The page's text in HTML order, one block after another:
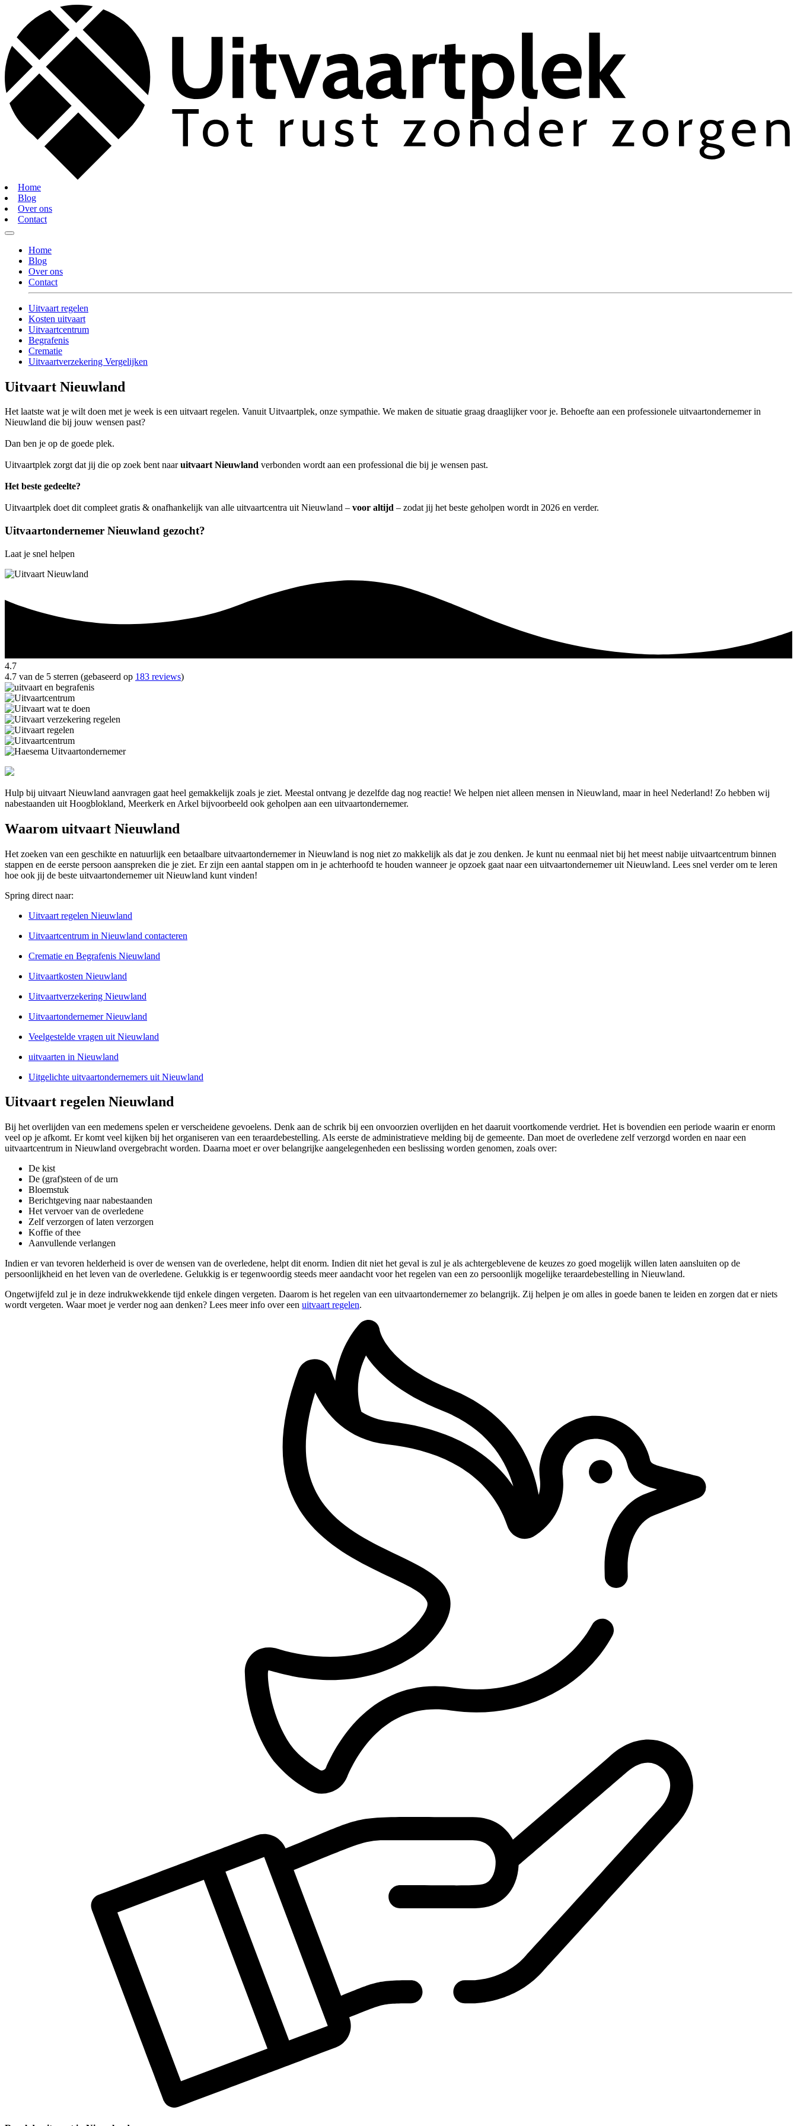
Home
Blog
Over ons
Contact
Home
Blog
Over ons
Contact
Uitvaart regelen
Kosten uitvaart
Uitvaartcentrum
Begrafenis
Crematie
Uitvaartverzekering Vergelijken
Uitvaart Nieuwland
Het laatste wat je wilt doen met je week is een uitvaart regelen. Vanuit Uitvaartplek, onze sympathie. We maken de situatie graag draaglijker voor je. Behoefte aan een professionele uitvaartondernemer in
Nieuwland die bij jouw wensen past?
Dan ben je op de goede plek.
Uitvaartplek zorgt dat jij die op zoek bent naaruitvaart Nieuwland verbonden wordt aan een professional die bij je wensen past.
Het beste gedeelte?
Uitvaartplek doet dit compleet gratis & onafhankelijk van alle uitvaartcentra uit Nieuwland – voor altijd – zodat jij het beste geholpen wordt in 2026 en verder.
Uitvaartondernemer Nieuwland gezocht?
Laat je snel helpen
4.7
4.7 van de 5 sterren (gebaseerd op 183 reviews)
Hulp bij uitvaart Nieuwland aanvragen gaat heel gemakkelijk zoals je ziet. Meestal ontvang je dezelfde dag nog reactie! We helpen niet alleen mensen in Nieuwland, maar in heel Nederland! Zo hebben wij
nabestaanden uit Hoogblokland, Meerkerk en Arkel bijvoorbeeld ook geholpen aan een uitvaartondernemer.
Waarom uitvaart Nieuwland
Het zoeken van een geschikte en natuurlijk een betaalbare uitvaartondernemer in Nieuwland is nog niet zo makkelijk als dat je zou denken. Je kunt nu eenmaal niet bij het meest nabije uitvaartcentrum binnen
stappen en de eerste persoon aanspreken die je ziet. Er zijn een aantal stappen om in je achterhoofd te houden wanneer je opzoek gaat naar een uitvaartondernemer uit Nieuwland. Lees snel verder om te leren
hoe ook jij de beste uitvaartondernemer uit Nieuwland kunt vinden!
Spring direct naar:
Uitvaart regelen Nieuwland
Uitvaartcentrum in Nieuwland contacteren
Crematie en Begrafenis Nieuwland
Uitvaartkosten Nieuwland
Uitvaartverzekering Nieuwland
Uitvaartondernemer Nieuwland
Veelgestelde vragen uit Nieuwland
uitvaarten in Nieuwland
Uitgelichte uitvaartondernemers uit Nieuwland
Uitvaart regelen Nieuwland
Bij het overlijden van een medemens spelen er verscheidene gevoelens. Denk aan de schrik bij een onvoorzien overlijden en het daaruit voortkomende verdriet. Het is bovendien een periode waarin er enorm
veel op je afkomt. Er komt veel kijken bij het organiseren van een teraardebestelling. Als eerste de administratieve melding bij de gemeente. Dan moet de overledene zelf verzorgd worden en naar een
uitvaartcentrum in Nieuwland overgebracht worden. Daarna moet er over belangrijke aangelegenheden een beslissing worden genomen, zoals over:
De kist
De (graf)steen of de urn
Bloemstuk
Berichtgeving naar nabestaanden
Het vervoer van de overledene
Zelf verzorgen of laten verzorgen
Koffie of thee
Aanvullende verlangen
Indien er van tevoren helderheid is over de wensen van de overledene, helpt dit enorm. Indien dit niet het geval is zul je als achtergeblevene de keuzes zo goed mogelijk willen laten aansluiten op de
persoonlijkheid en het leven van de overledene. Gelukkig is er tegenwoordig steeds meer aandacht voor het regelen van een zo persoonlijk mogelijke teraardebestelling in Nieuwland.
Ongetwijfeld zul je in deze indrukwekkende tijd enkele dingen vergeten. Daarom is het regelen van een uitvaartondernemer zo belangrijk. Zij helpen je om alles in goede banen te leiden en zorgen dat er niets
wordt vergeten. Waar moet je verder nog aan denken? Lees meer info over een uitvaart regelen.